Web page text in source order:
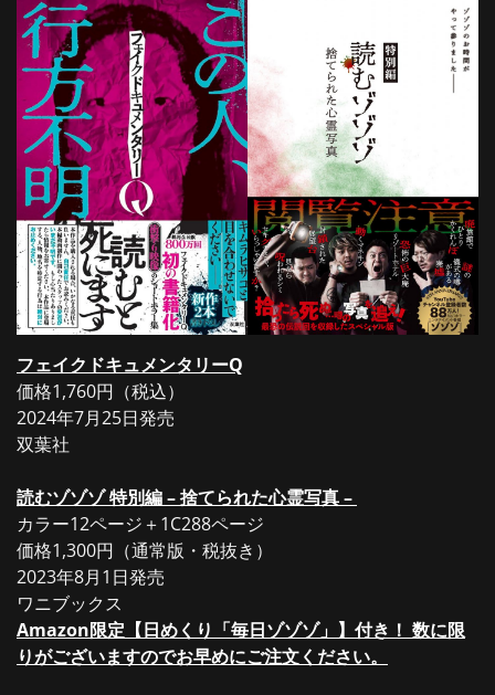
フェイクドキュメンタリーQ
価格1,760円（税込）
2024年7月25日発売
双葉社
読むゾゾゾ 特別編 – 捨てられた心霊写真 –
カラー12ページ＋1C288ページ
価格1,300円（通常版・税抜き）
2023年8月1日発売
ワニブックス
Amazon限定【日めくり「毎日ゾゾゾ」】付き！ 数に限
りがございますのでお早めにご注文ください。